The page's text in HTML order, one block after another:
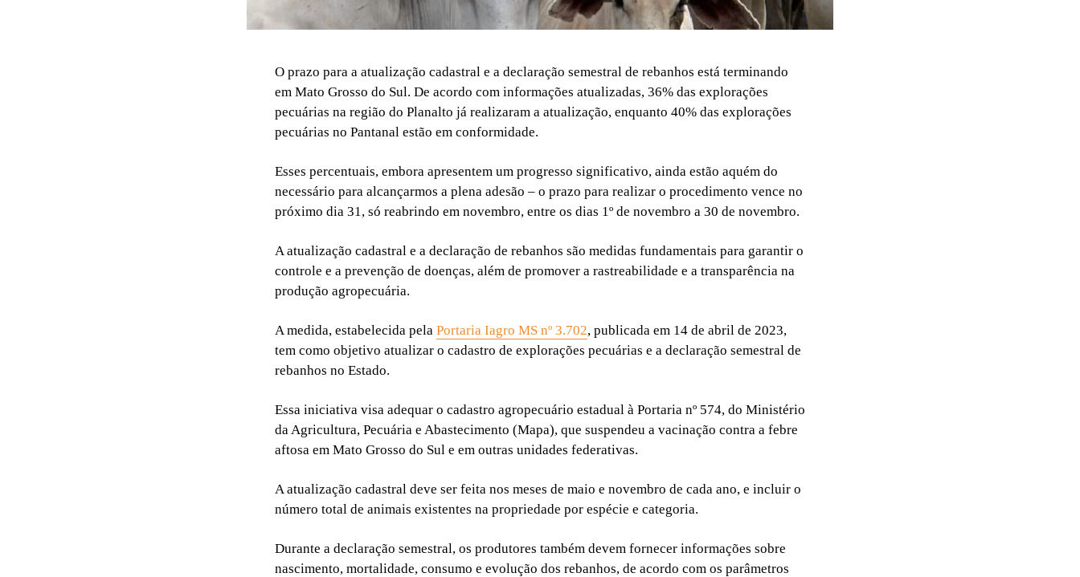
O prazo para a atualização cadastral e a declaração semestral de rebanhos está terminando
em Mato Grosso do Sul. De acordo com informações atualizadas, 36% das explorações
pecuárias na região do Planalto já realizaram a atualização, enquanto 40% das explorações
pecuárias no Pantanal estão em conformidade.
Esses percentuais, embora apresentem um progresso significativo, ainda estão aquém do
necessário para alcançarmos a plena adesão – o prazo para realizar o procedimento vence no
próximo dia 31, só reabrindo em novembro, entre os dias 1º de novembro a 30 de novembro.
A atualização cadastral e a declaração de rebanhos são medidas fundamentais para garantir o
controle e a prevenção de doenças, além de promover a rastreabilidade e a transparência na
produção agropecuária.
A medida, estabelecida pela Portaria Iagro MS nº 3.702, publicada em 14 de abril de 2023,
tem como objetivo atualizar o cadastro de explorações pecuárias e a declaração semestral de
rebanhos no Estado.
Essa iniciativa visa adequar o cadastro agropecuário estadual à Portaria nº 574, do Ministério
da Agricultura, Pecuária e Abastecimento (Mapa), que suspendeu a vacinação contra a febre
aftosa em Mato Grosso do Sul e em outras unidades federativas.
A atualização cadastral deve ser feita nos meses de maio e novembro de cada ano, e incluir o
número total de animais existentes na propriedade por espécie e categoria.
Durante a declaração semestral, os produtores também devem fornecer informações sobre
nascimento, mortalidade, consumo e evolução dos rebanhos, de acordo com os parâmetros